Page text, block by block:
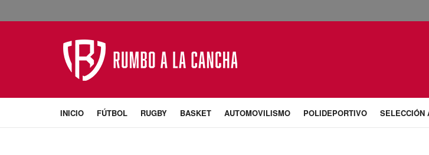
INICIO FÚTBOL RUGBY BASKET AUTOMOVILISMO POLIDEPORTIVO SELECCIÓN